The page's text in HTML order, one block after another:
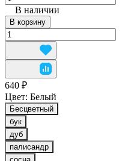
В наличии
В корзину
640 ₽
Цвет: Белый
Бесцветный
бук
дуб
палисандр